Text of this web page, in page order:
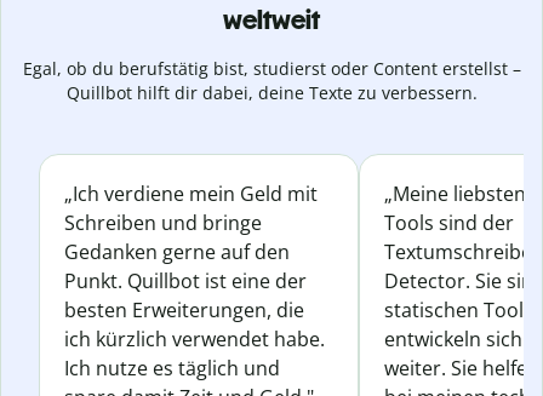
weltweit
Egal, ob du berufstätig bist, studierst oder Content erstellst –
Quillbot hilft dir dabei, deine Texte zu verbessern.
„Ich verdiene mein Geld mit
Schreiben und bringe
Gedanken gerne auf den
Punkt. Quillbot ist eine der
besten Erweiterungen, die
ich kürzlich verwendet habe.
Ich nutze es täglich und
„Meine liebsten
Tools sind der
Detector. Sie
statischen
entwickeln sich
weiter. Sie